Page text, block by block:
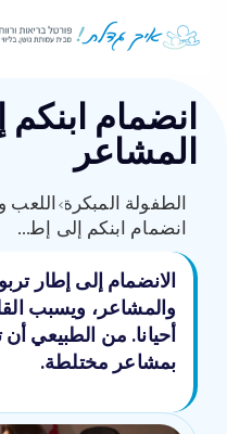
انضمام ابنكم
المشاعر
الطفولة المبكرة›اللعب
انضمام ابنكم إلى إطار تربوي: المشاعر
الانضمام إلى إطار
والمشاعر، ويسبب
أحيانا. من الطبيعي
بمشاعر مختلطة.